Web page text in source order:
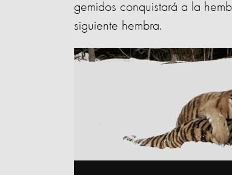
gemidos conquistará a la
siguiente hembra.